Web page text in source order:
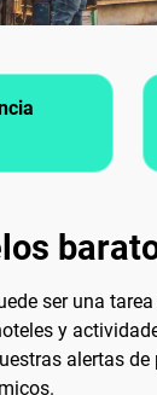
ser una
y
alertas